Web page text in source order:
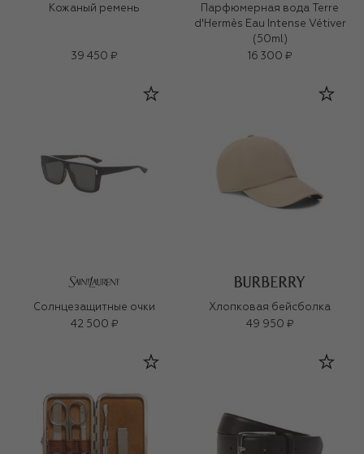
Кожаный ремень
39 450 ₽
Парфюмерная вода Terre
d'Hermès Eau Intense Vétiver
(50ml)
16 300 ₽
Солнцезащитные очки
42 500 ₽
Хлопковая бейсболка
49 950 ₽